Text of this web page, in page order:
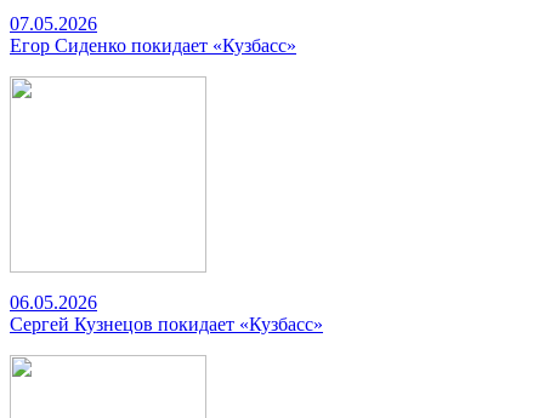
07.05.2026
Егор Сиденко покидает «Кузбасс»
06.05.2026
Сергей Кузнецов покидает «Кузбасс»